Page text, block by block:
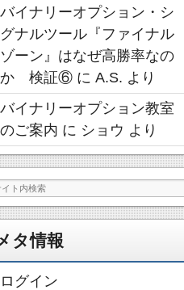
バイナリーオプション・シ
グナルツール『ファイナル
ゾーン』はなぜ高勝率なの
か 検証⑥ に A.S. より
バイナリーオプション教室
のご案内 に ショウ より
タ情報
ログイン